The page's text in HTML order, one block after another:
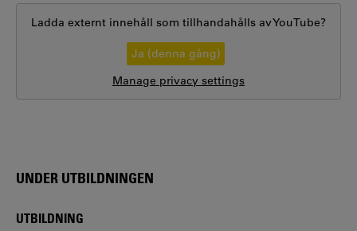
Ladda externt innehåll som tillhandahålls avYouTube?
Ja (denna gång)
Manage privacy settings
UNDER UTBILDNINGEN
UTBILDNING